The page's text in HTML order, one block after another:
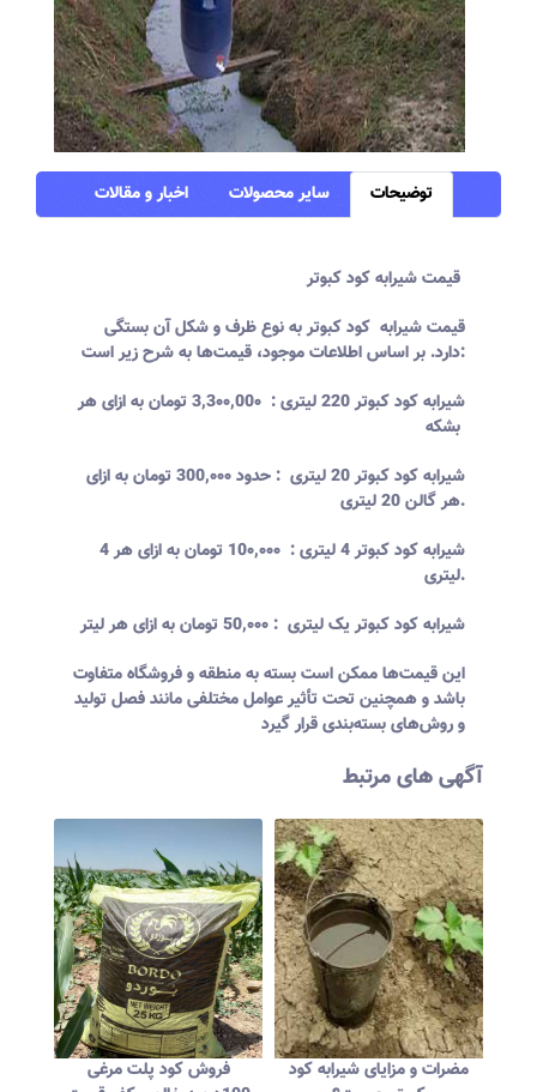
توضیحات سایر محصولات اخبار و مقالات
قیمت شیرابه کود کبوتر به نوع ظرف و شکل آن بستگی
دارد. بر اساس اطلاعات موجود، قیمت‌ها به شرح زیر است:
شیرابه کود کبوتر 220 لیتری
: 3,3۰۰,00۰ تومان
به ازای هر
شیرابه کود کبوتر 20 لیتری
: حدود300,۰۰۰ تومان
به ازای
هر گالن 20 لیتری.
شیرابه کود کبوتر 4 لیتری
: 10۰,۰۰۰ تومان
به ازای هر 4
لیتری.
شیرابه کود کبوتر یک لیتری : 50,۰۰۰ تومان
به ازای هر لیتر
این قیمت‌ها ممکن است بسته به منطقه و فروشگاه متفاوت
باشد و همچنین تحت تأثیر عوامل مختلفی مانند فصل تولید
و روش‌های بسته‌بندی قرار گیرد
آگهی های مرتبط
مضرات و مزایای شیرابه کود
خرید کود کبوتر